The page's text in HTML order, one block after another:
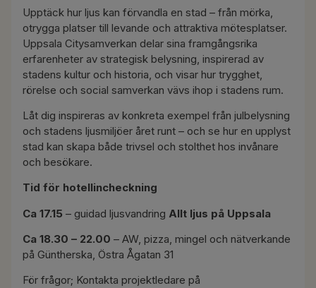
Upptäck hur ljus kan förvandla en stad – från mörka,
otrygga platser till levande och attraktiva mötesplatser.
Uppsala Citysamverkan delar sina framgångsrika
erfarenheter av strategisk belysning, inspirerad av
stadens kultur och historia, och visar hur trygghet,
rörelse och social samverkan vävs ihop i stadens rum.
Låt dig inspireras av konkreta exempel från julbelysning
och stadens ljusmiljöer året runt – och se hur en upplyst
stad kan skapa både trivsel och stolthet hos invånare
och besökare.
Tid för hotellincheckning
Ca 17.15 – guidad ljusvandring Allt ljus på Uppsala
Ca 18.30 – 22.00 – AW, pizza, mingel och nätverkande
på Güntherska, Östra Ågatan 31
För frågor; Kontakta projektledare på